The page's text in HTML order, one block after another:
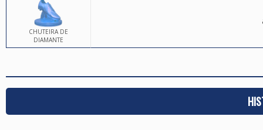
CHUTEIRA DE
DIAMANTE